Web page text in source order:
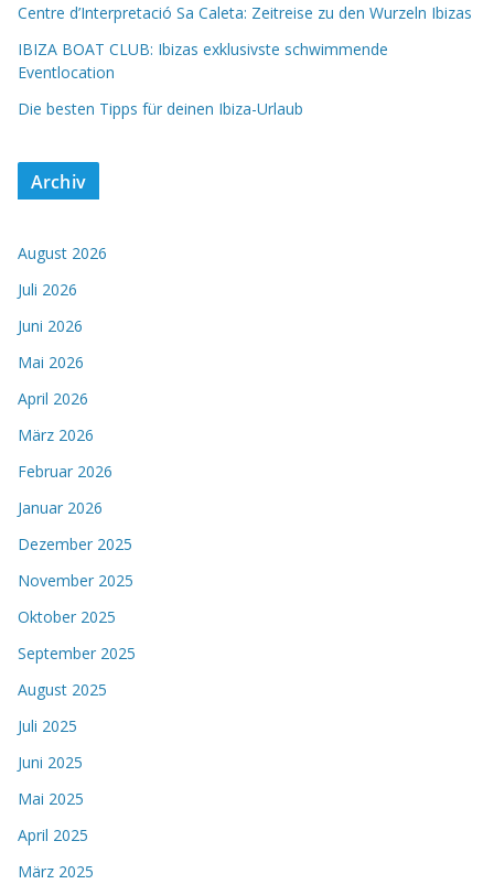
Centre d’Interpretació Sa Caleta: Zeitreise zu den Wurzeln Ibizas
IBIZA BOAT CLUB: Ibizas exklusivste schwimmende
Eventlocation
Die besten Tipps für deinen Ibiza-Urlaub
Archiv
August 2026
Juli 2026
Juni 2026
Mai 2026
April 2026
März 2026
Februar 2026
Januar 2026
Dezember 2025
November 2025
Oktober 2025
September 2025
August 2025
Juli 2025
Juni 2025
Mai 2025
April 2025
März 2025